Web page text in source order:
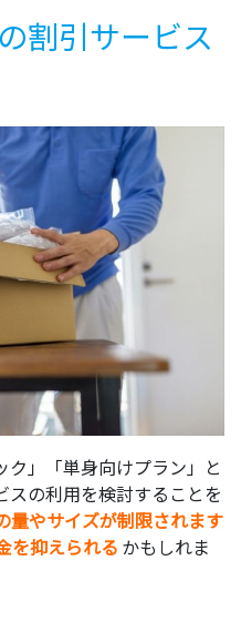
割引サービス
」「単身向けプラン」と
スの利用を検討することを
量やサイズが制限されます
を抑えられる かもしれま